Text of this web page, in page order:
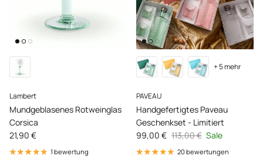
Lambert
Mundgeblasenes Rotweinglas
Corsica
Normaler Preis
21,90 €
1 bewertung
PAVEAU
Handgefertigtes Paveau
Geschenkset - Limitiert
Verkaufspreis
99,00 € Normaler Preis
113,00 € Sale
+ 5 mehr
20 bewertungen